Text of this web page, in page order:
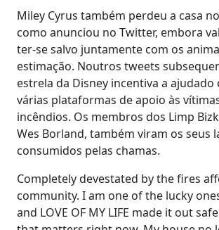
Miley Cyrus também perdeu a casa
como anunciou no Twitter, embora
ter-se salvo juntamente com os
estimação. Noutros tweets
estrela da Disney incentiva a
várias plataformas de apoio às
incêndios. Os membros dos Limp
Wes Borland, também viram os seus
consumidos pelas chamas.
Completely devestated by the fires
community. I am one of the lucky
and LOVE OF MY LIFE made it out